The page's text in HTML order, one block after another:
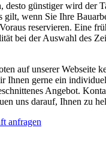
desto günstiger wird der
gilt, wenn Sie Ihre
reservieren. Eine
bei der Auswahl des
auf unserer Webseite
Ihnen gerne ein
Angebot.
uns darauf, Ihnen zu
anfragen